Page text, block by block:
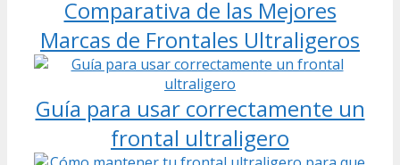
Comparativa de las Mejores
Marcas de Frontales Ultraligeros
Guía para usar correctamente un
frontal ultraligero